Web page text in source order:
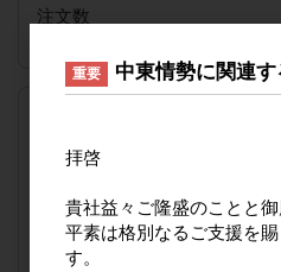
注文数
1ケース
梱数
1個
販売価格
重要 中東情勢に関連
拝啓
貴社益々ご隆盛のことと御
平素は格別なるご支援を
す。